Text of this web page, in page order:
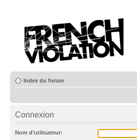
Index du forum
Connexion
Nom d’utilisateur: